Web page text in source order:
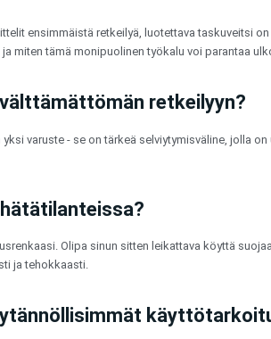
ensimmäistä retkeilyä, luotettava taskuveitsi
miten tämä monipuolinen työkalu voi parantaa
retkeilyyn?
yksi varuste - se on tärkeä selviytymisväline, jolla
Olipa sinun sitten leikattava köyttä
ja tehokkaasti.